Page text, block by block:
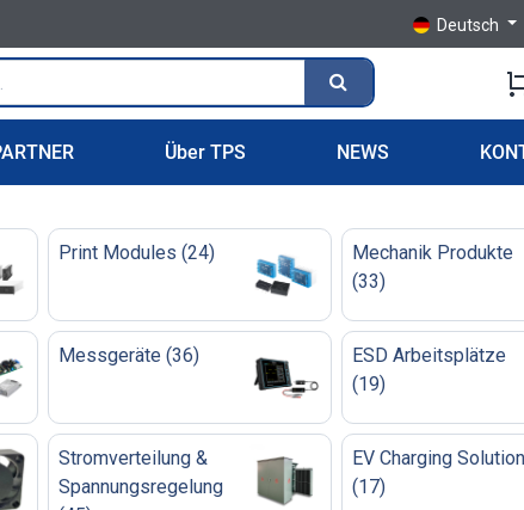
Deutsch
Über TPS NEWS
Print Modules (24)
Mechanik Produkte
(33)
Messgeräte (36)
ESD Arbeitsplätze
(19)
Stromverteilung &
Spannungsregelung
EV Charging
(17)